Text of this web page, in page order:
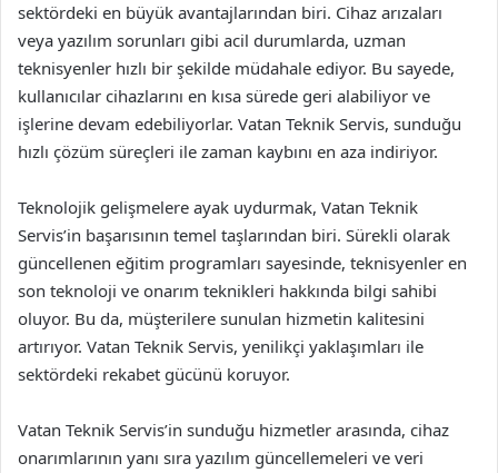
sektördeki en büyük avantajlarından biri. Cihaz arızaları
veya yazılım sorunları gibi acil durumlarda, uzman
teknisyenler hızlı bir şekilde müdahale ediyor. Bu sayede,
kullanıcılar cihazlarını en kısa sürede geri alabiliyor ve
işlerine devam edebiliyorlar. Vatan Teknik Servis, sunduğu
hızlı çözüm süreçleri ile zaman kaybını en aza indiriyor.
Teknolojik gelişmelere ayak uydurmak, Vatan Teknik
Servis’in başarısının temel taşlarından biri. Sürekli olarak
güncellenen eğitim programları sayesinde, teknisyenler en
son teknoloji ve onarım teknikleri hakkında bilgi sahibi
oluyor. Bu da, müşterilere sunulan hizmetin kalitesini
artırıyor. Vatan Teknik Servis, yenilikçi yaklaşımları ile
sektördeki rekabet gücünü koruyor.
Vatan Teknik Servis’in sunduğu hizmetler arasında, cihaz
onarımlarının yanı sıra yazılım güncellemeleri ve veri